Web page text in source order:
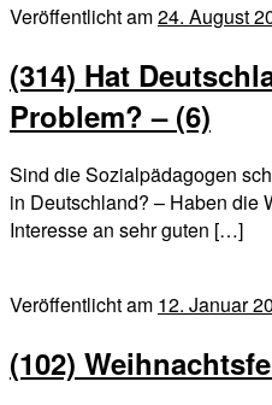
Veröffentlicht am24. August
(314) Hat
Problem? – (6)
Sind die Sozialpädagogen
in Deutschland? – Haben die
Interesse an sehr guten […]
Veröffentlicht am 12. Januar
(102)